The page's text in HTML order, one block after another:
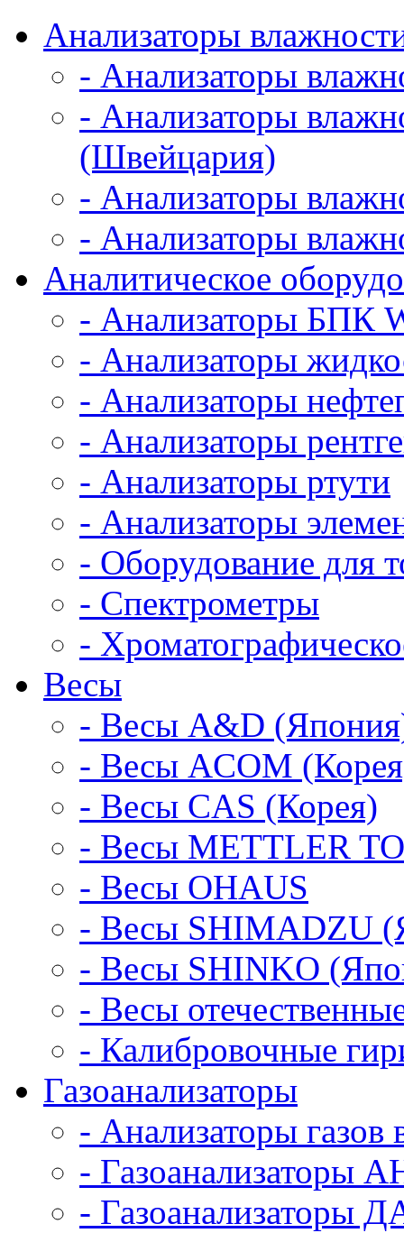
Анализаторы
- Анализаторы
- Анализаторы
(Швейцария)
- Анализаторы
- Анализаторы
Аналитическое
- Анализаторы БПК
- Анализаторы
- Анализаторы
- Анализаторы
- Анализаторы ртути
- Анализаторы
- Оборудование для
- Спектрометры
-
Весы
- Весы A&D
- Весы ACOM
- Весы CAS (Корея)
- Весы METTLER
- Весы OHAUS
- Весы SHIMADZU
- Весы SHINKO
- Весы
- Калибровочные
Газоанализаторы
- Анализаторы газов
- Газоанализаторы
- Газоанализаторы